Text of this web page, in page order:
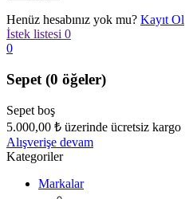
Henüz hesabınız yok mu? Kayıt Ol
İstek listesi 0
0
Sepet (0 öğeler)
Sepet boş
5.000,00 ₺ üzerinde ücretsiz kargo
Alışverişe devam
Kategoriler
Markalar